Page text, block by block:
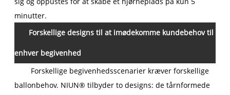
minutter.
Forskellige designs til at imødekomme kundebehov til
enhver begivenhed
Forskellige begivenhedsscenarier kræver forskellige
ballonbehov. NIUN® tilbyder to designs: de tårnformede